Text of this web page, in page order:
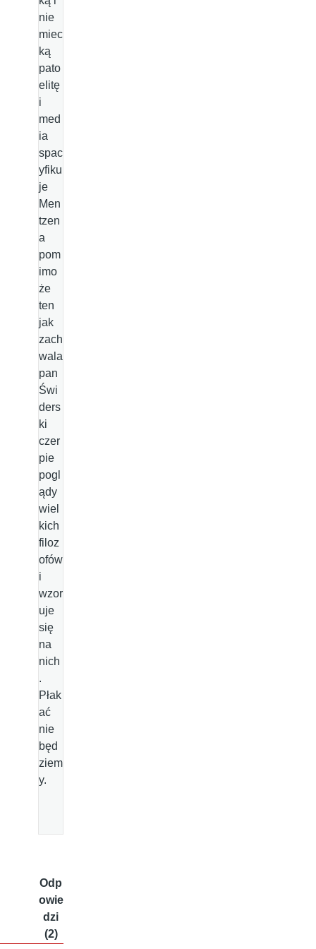
nie
miec
ką
pato
elitę
i
med
ia
spac
yfiku
je
Men
tzen
a
pom
imo
że
ten
jak
zach
wala
pan
Świ
ders
ki
czer
pie
pogl
ądy
wiel
kich
filoz
ofów
i
wzor
uje
się
na
nich
.
Płak
ać
nie
będ
ziem
y.
Odp
owie
dzi
(2)